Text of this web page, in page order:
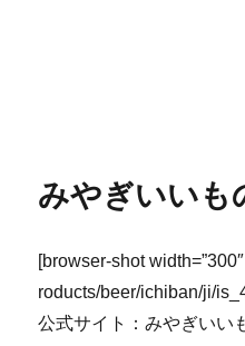
みやぎいいも
[browser-shot
roducts/beer/ichiban/ji/
公式サイト：みやぎいい